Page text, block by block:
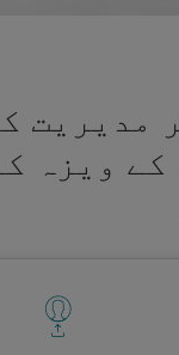
مدیریت
کے ویزہ